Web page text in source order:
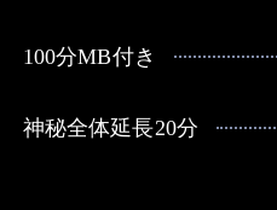
100分MB付き
神秘全体延長20分